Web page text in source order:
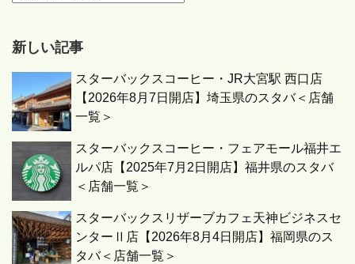
新しい記事
スターバックスコーヒー・JR大宮駅 西口店
【2026年8月7日開店】埼玉県のスタバ＜店舗
一覧＞
スターバックスコーヒー・フェアモール福井エ
ルパ店【2025年7月2日開店】福井県のスタバ
＜店舗一覧＞
スターバックスリザーブカフェ天神ビジネスセ
ンターⅡ店【2026年8月4日開店】福岡県のス
タバ＜店舗一覧＞